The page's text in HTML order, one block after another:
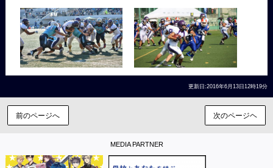
更新日:2016年6月13日12時19分
前のページへ 次のページヘ
MEDIA PARTNER